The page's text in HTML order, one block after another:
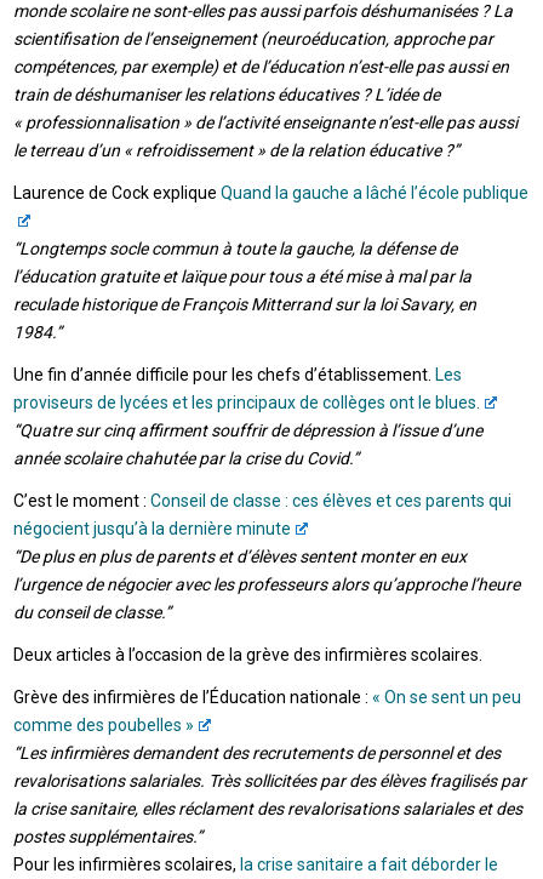
monde scolaire ne sont-elles pas aussi parfois déshumanisées ? La
scientifisation de l’enseignement (neuroéducation, approche par
compétences, par exemple) et de l’éducation n’est-elle pas aussi en
train de déshumaniser les relations éducatives ? L’idée de
« professionnalisation » de l’activité enseignante n’est-elle pas aussi
le terreau d’un « refroidissement » de la relation éducative ?”
Laurence de Cock expliqueQuand la gauche a lâché l’école publique
“Longtemps socle commun à toute la gauche, la défense de
l’éducation gratuite et laïque pour tous a été mise à mal par la
reculade historique de François Mitterrand sur la loi Savary, en
1984.”
Une fin d’année difficile pour les chefs d’établissement. Les
proviseurs de lycées et les principaux de collèges ont le blues.
“Quatre sur cinq affirment souffrir de dépression à l’issue d’une
année scolaire chahutée par la crise du Covid.”
C’est le moment :Conseil de classe : ces élèves et ces parents qui
négocient jusqu’à la dernière minute
“De plus en plus de parents et d’élèves sentent monter en eux
l’urgence de négocier avec les professeurs alors qu’approche l’heure
du conseil de classe.”
Deux articles à l’occasion de la grève des infirmières scolaires.
Grève des infirmières de l’Éducation nationale :« On se sent un peu
comme des poubelles »
“Les infirmières demandent des recrutements de personnel et des
revalorisations salariales. Très sollicitées par des élèves fragilisés par
la crise sanitaire, elles réclament des revalorisations salariales et des
postes supplémentaires.”
Pour les infirmières scolaires, la crise sanitaire a fait déborder le